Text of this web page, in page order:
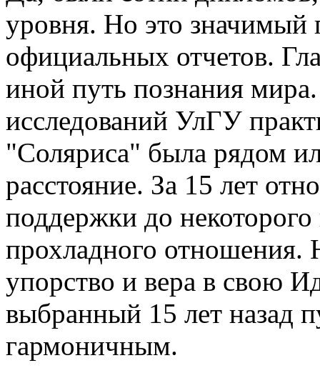
уровня. Но это значимый
официальных отчетов.
иной путь познания
исследований УлГУ
"Соляриса" была рядом
расстояние. За 15 лет
поддержки до
прохладного отношения.
упорство и вера в свою
выбранный 15 лет назад
гармоничным.